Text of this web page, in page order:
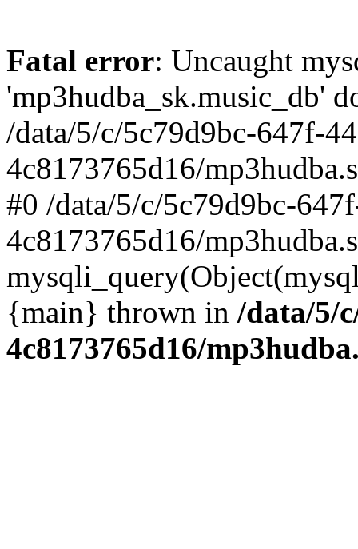
Fatal error: Uncaught
'mp3hudba_sk.music_db'
/data/5/c/5c79d9bc-647f-
4c8173765d16/
#0 /data/5/c/5c79d9bc-
4c8173765d16/
{main} thrown in /data/5/
4c8173765d16/